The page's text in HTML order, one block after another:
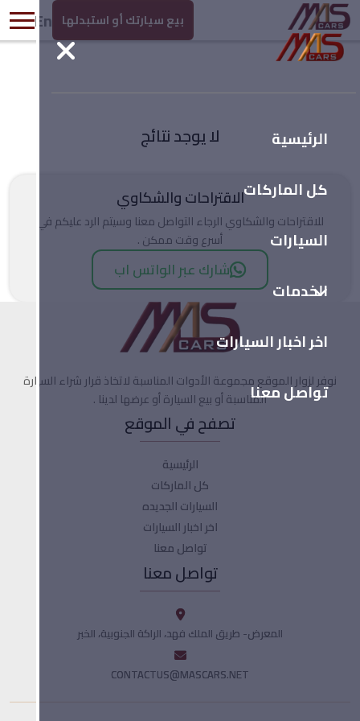
بيع سيارتك أو استبدلها En
الرئيسية
كل الماركات
السيارات
الخدمات
اخر اخبار السيارات
تواصل معنا
لا يوجد نتائج
الاقتراحات والشكاوي
للاقتراحات والشكاوي الرجاء التواصل معنا وسيتم الرد عليكم في
أسرع وقت ممكن .
شارك عبر الواتس اب
نوفر لزوار الموقع مجموعة الأدوات المناسبة لاتخاذ قرار شراء السيارة
المناسبة أو بيع السيارة أو عرضها لدينا .
تصفح في الموقع
الرئيسية
كل الماركات
السيارات الجديده
اخر اخبار السيارات
تواصل معنا
تواصل معنا
المعرض- طريق الملك فهد، الراكة الجنوبية، الخبر
CONTACTUS@MASCARS.NET